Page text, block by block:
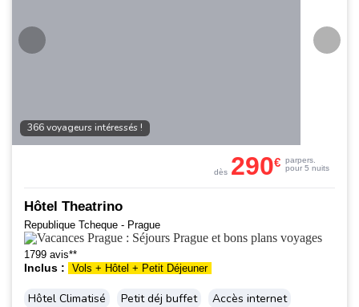
366 voyageurs intéressés !
Hôtel Theatrino
Republique Tcheque - Prague
1799 avis**
Inclus : Vols + Hôtel + Petit Déjeuner
Hôtel Climatisé Petit déj buffet
Accès internet
dès 290€ parpers.
pour 5 nuits